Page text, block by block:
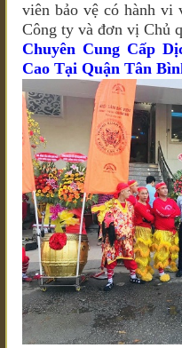
viên bảo vệ có hành vi
Công ty và đơn vị Chủ
Chuyên Cung Cấp
Cao Tại Quận Tân